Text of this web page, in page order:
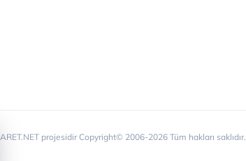
projesidir Copyright© 2006-2026 Tüm hakları saklıdır.